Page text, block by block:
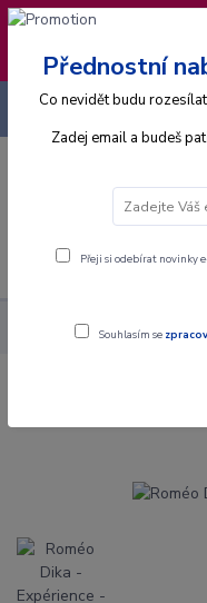
❣️ Od 4.8. do
expedice
+420 725 736 293
Alba CD Roméo
Roméo Dika -
Přednostní
Co nevidět budu
Zadej email a budeš
Přeji si odebírat novinky
Souhlasím se